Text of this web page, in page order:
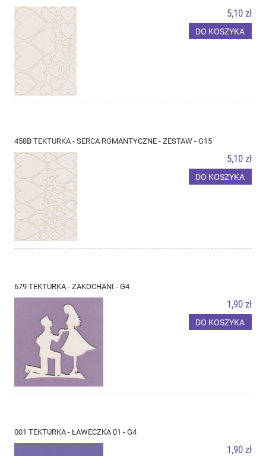
5,10 zł
DO KOSZYKA
458B TEKTURKA - SERCA ROMANTYCZNE - ZESTAW - G15
5,10 zł
DO KOSZYKA
679 TEKTURKA - ZAKOCHANI - G4
1,90 zł
DO KOSZYKA
001 TEKTURKA - ŁAWECZKA 01 - G4
1,90 zł